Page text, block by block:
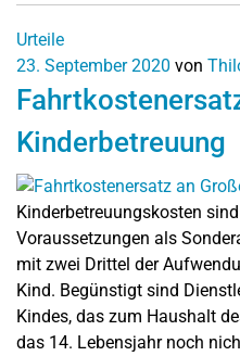
Urteile
23. September 2020 von
Kinderbetreuung
Kinderbetreuungskosten
Voraussetzungen als
mit zwei Drittel der
Kind. Begünstigt sind
Kindes, das zum Haushalt
das 14. Lebensjahr noch